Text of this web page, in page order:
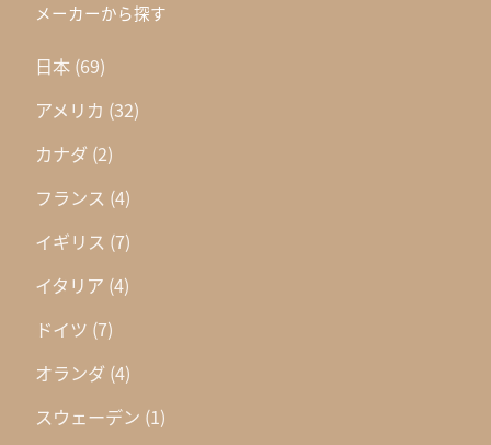
メーカーから探す
日本 (69)
アメリカ (32)
カナダ (2)
フランス (4)
イギリス (7)
イタリア (4)
ドイツ (7)
オランダ (4)
スウェーデン (1)